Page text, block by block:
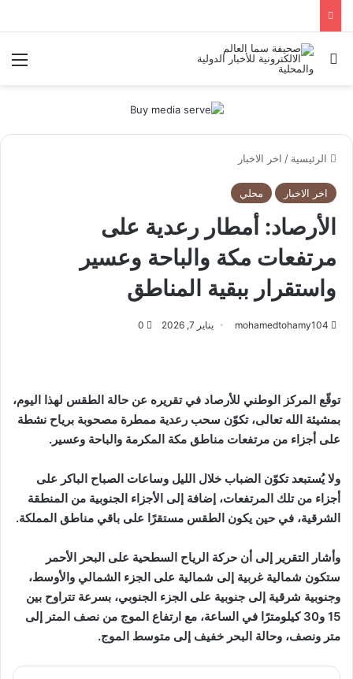
بحث عن
الرئيسية / اخر الاخبار
اخر الاخبار محلي
الأرصاد: أمطار رعدية على
مرتفعات مكة والباحة وعسير
واستقرار ببقية المناطق
mohamedtohamy104 يناير 7, 2026 0
توقّع المركز الوطني للأرصاد في تقريره عن حالة الطقس لهذا اليوم،
بمشيئة الله تعالى، تكوّن سحب رعدية ممطرة مصحوبة برياح نشطة
على أجزاء من مرتفعات مناطق مكة المكرمة والباحة وعسير.
ولا يُستبعد تكوّن الضباب خلال الليل وساعات الصباح الباكر على
أجزاء من تلك المرتفعات، إضافة إلى الأجزاء الجنوبية من المنطقة
الشرقية، في حين يكون الطقس مستقرًا على باقي مناطق المملكة.
وأشار التقرير إلى أن حركة الرياح السطحية على البحر الأحمر
ستكون شمالية غربية إلى شمالية على الجزء الشمالي والأوسط،
وجنوبية شرقية إلى جنوبية على الجزء الجنوبي، بسرعة تتراوح بين
15 و30 كيلومترًا في الساعة، مع ارتفاع الموج من نصف المتر إلى
متر ونصف، وحالة البحر خفيف إلى متوسط الموج.